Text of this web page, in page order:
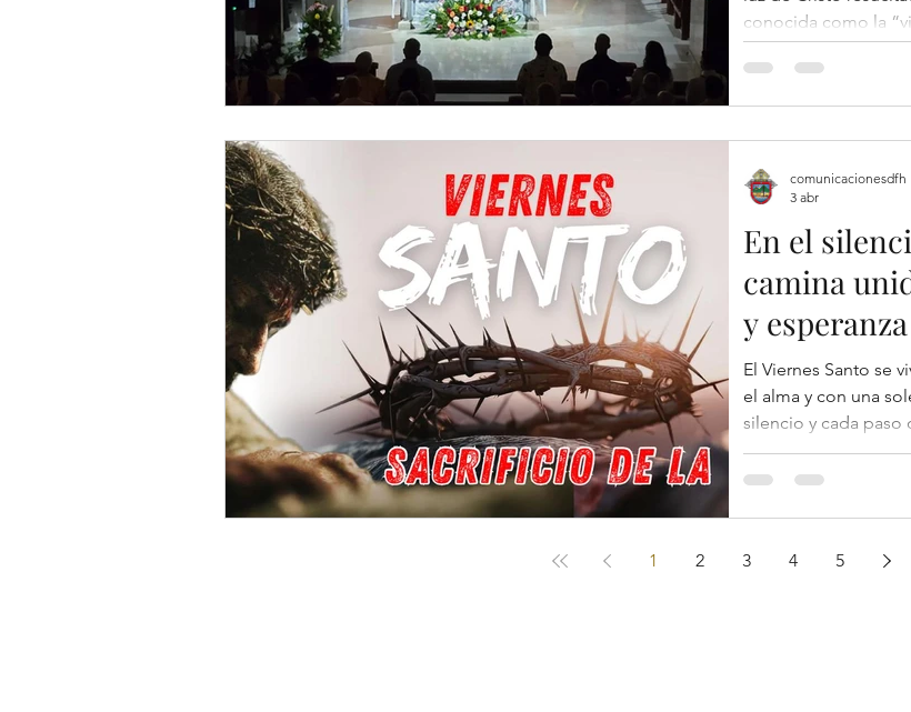
conocida como la
celebraciones”,
de nuestra fe: la
bendición del fuego
En el
camina
y
El Viernes Santo se vive este año con una profundidad que toca
el alma y con una
silencio y cada paso
detiene ante el
llevado hasta el
recogimiento. El
comunicacionesdfh
3 abr
1 2 3 4 5